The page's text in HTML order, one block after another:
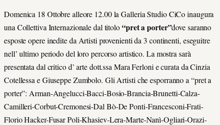
Domenica 18 Ottobre alleore 12.00 la Galleria Studio CiCo inaugura
una Collettiva Internazionale dal titolo“pret a porter”dove saranno
esposte opere inedite da Artisti provenienti da 3 continenti, eseguitre
nell’ ultimo periodo del loro percorso artistico. La mostra sarà
presentata dal critico d’ arte dott.ssa Mara Ferloni e curata da Cinzia
Cotellessa e Giuseppe Zumbolo. Gli Artisti che esporranno a “pret a
porter”: Arman-Angelucci-Bacci-Bosio-Brancia-Brunetti-Calza-
Camilleri-Corbut-Cremonesi-Dal Bò-De Ponti-Francesconi-Frati-
Florio Hacker-Fusar Poli-Khasiev-Lera-Marte-Nanì-Ogliari-Orazi-